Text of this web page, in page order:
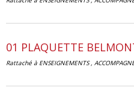
01 PLAQUETTE
Rattaché à ENSEIGNEMENTS ,